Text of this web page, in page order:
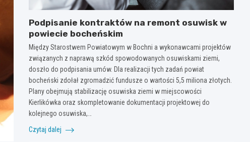
Podpisanie kontraktów na remont osuwisk w
powiecie bocheńskim
Między Starostwem Powiatowym w Bochni a wykonawcami projektów
związanych z naprawą szkód spowodowanych osuwiskami ziemi,
doszło do podpisania umów. Dla realizacji tych zadań powiat
bocheński zdołał zgromadzić fundusze o wartości 5,5 miliona złotych.
Plany obejmują stabilizację osuwiska ziemi w miejscowości
Kierlikówka oraz skompletowanie dokumentacji projektowej do
kolejnego osuwiska,…
Czytaj dalej